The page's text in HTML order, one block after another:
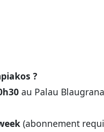
?
au Palau
(abonnement